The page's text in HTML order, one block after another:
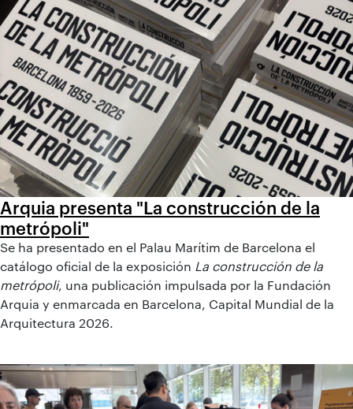
Arquia presenta "La construcción de la
metrópoli"
Se ha presentado en el Palau Marítim de Barcelona el
catálogo oficial de la exposición La construcción de la
metrópoli, una publicación impulsada por la Fundación
Arquia y enmarcada en Barcelona, Capital Mundial de la
Arquitectura 2026.